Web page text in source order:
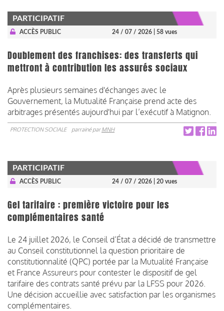
PARTICIPATIF
ACCÈS PUBLIC 24 / 07 / 2026 | 58 vues
Doublement des franchises: des transferts qui
mettront à contribution les assurés sociaux
Après plusieurs semaines d'échanges avec le
Gouvernement, la Mutualité Française prend acte des
arbitrages présentés aujourd'hui par l’exécutif à Matignon.
PROTECTION SOCIALE parrainé parMNH
PARTICIPATIF
ACCÈS PUBLIC 24 / 07 / 2026 | 20 vues
Gel tarifaire : première victoire pour les
complémentaires santé
Le 24 juillet 2026, le Conseil d’État a décidé de transmettre
au Conseil constitutionnel la question prioritaire de
constitutionnalité (QPC) portée par la Mutualité Française
et France Assureurs pour contester le dispositif de gel
tarifaire des contrats santé prévu par la LFSS pour 2026.
Une décision accueillie avec satisfaction par les organismes
complémentaires.